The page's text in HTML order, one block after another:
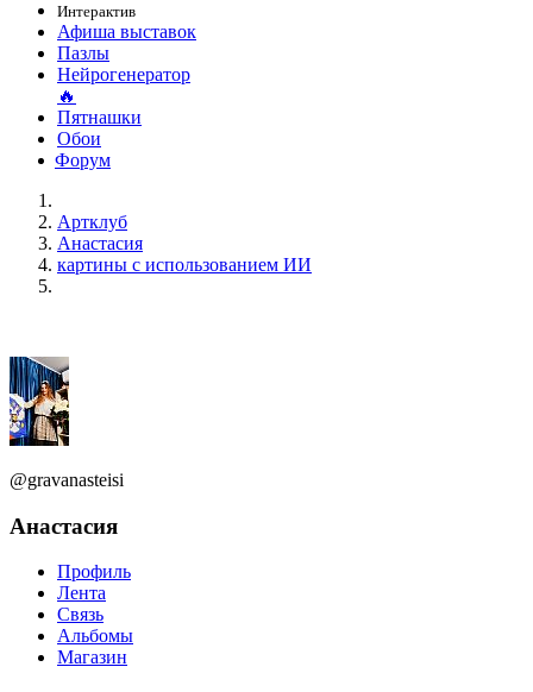
Интерактив
Афиша выставок
Пазлы
Нейрогенератор
🔥
Пятнашки
Обои
Форум
Артклуб
Анастасия
картины с использованием ИИ
@gravanasteisi
Анастасия
Профиль
Лента
Связь
Альбомы
Магазин